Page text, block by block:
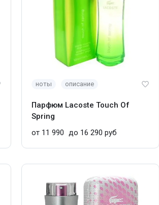
ноты описание
Парфюм Lacoste Touch Of
Spring
от 11 990 до 16 290 руб